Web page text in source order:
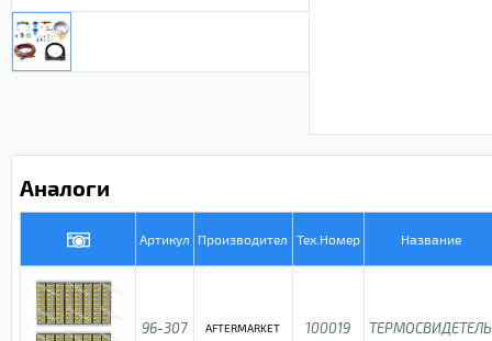
Аналоги
Артикул Производител Тех.Номер Название
96-307 AFTERMARKET 100019 ТЕРМОСВИДЕТЕЛЬ